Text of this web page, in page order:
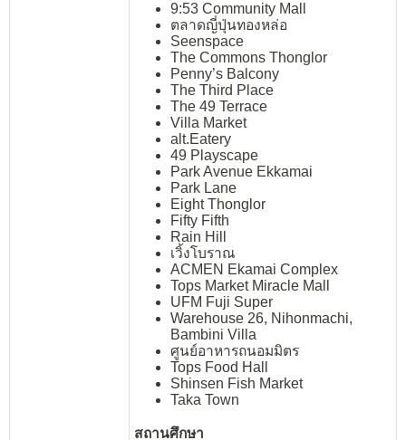
9:53 Community Mall
ตลาดญี่ปุ่นทองหล่อ
Seenspace
The Commons Thonglor
Penny’s Balcony
The Third Place
The 49 Terrace
Villa Market
alt.Eatery
49 Playscape
Park Avenue Ekkamai
Park Lane
Eight Thonglor
Fifty Fifth
Rain Hill
เวิ้งโบราณ
ACMEN Ekamai Complex
Tops Market Miracle Mall
UFM Fuji Super
Warehouse 26, Nihonmachi,
Bambini Villa
ศูนย์อาหารถนอมมิตร
Tops Food Hall
Shinsen Fish Market
Taka Town
สถานศึกษา